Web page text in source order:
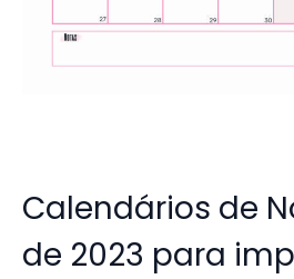
Calendários de
de 2023 para